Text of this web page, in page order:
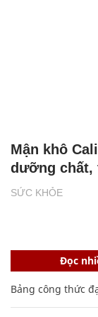
SỨC KHỎE
Mận khô
dưỡng chất,
Đọc
Bảng công thức